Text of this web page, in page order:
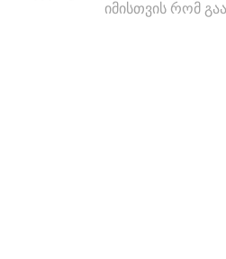
იმისთვის რომ